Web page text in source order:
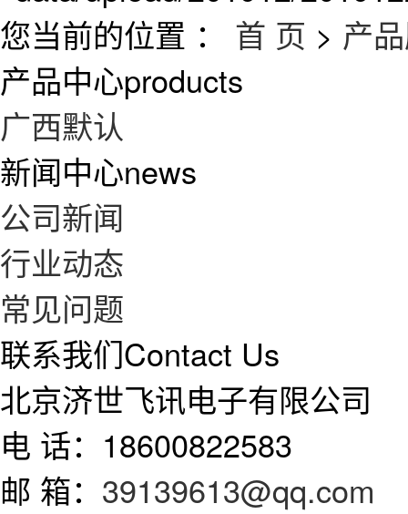
您当前的位置 ： 首 页 > 产
产品中心products
广西默认
新闻中心news
公司新闻
行业动态
常见问题
联系我们Contact Us
北京济世飞讯电子有限公司
电 话：18600822583
邮 箱： 39139613@qq.com